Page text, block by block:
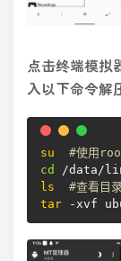
点击终端模拟
入以下命令解
su
#使用
cd
/data/
ls
#查看目
tar -xvf